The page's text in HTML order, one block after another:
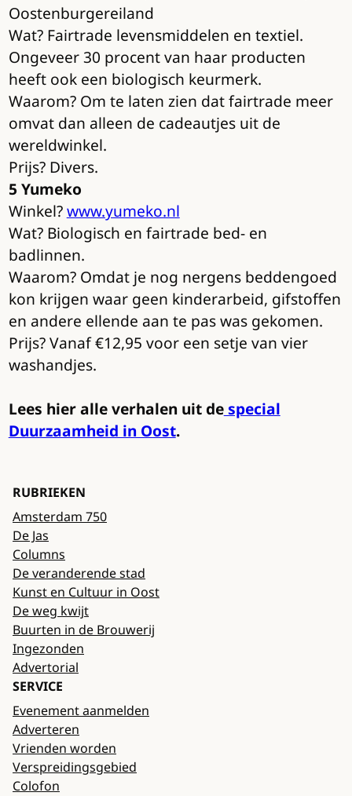
Oostenburgereiland
Wat? Fairtrade levensmiddelen en textiel.
Ongeveer 30 procent van haar producten
heeft ook een biologisch keurmerk.
Waarom? Om te laten zien dat fairtrade meer
omvat dan alleen de cadeautjes uit de
wereldwinkel.
Prijs? Divers.
5 Yumeko
Winkel?www.yumeko.nl
Wat? Biologisch en fairtrade bed- en
badlinnen.
Waarom? Omdat je nog nergens beddengoed
kon krijgen waar geen kinderarbeid, gifstoffen
en andere ellende aan te pas was gekomen.
Prijs? Vanaf €12,95 voor een setje van vier
washandjes.
Lees hier alle verhalen uit despecial
Duurzaamheid in Oost.
RUBRIEKEN
Amsterdam 750
De Jas
Columns
De veranderende stad
Kunst en Cultuur in Oost
De weg kwijt
Buurten in de Brouwerij
Ingezonden
Advertorial
SERVICE
Evenement aanmelden
Adverteren
Vrienden worden
Verspreidingsgebied
Colofon